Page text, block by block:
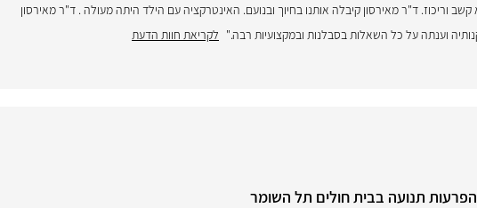
א' לייעוץ בנושא קשב וריכוז. ד"ר מאירסון קיבלה אותנו בחיוך ובנועם. האינטרקציה עם הילד היתה מעולה . ד"ר מאירסון
וענתה על כל השאלות בסבלנות ובמקצועיות רבה." לקריאת חוות הדעת
להפרעות תנועה בבית חולים תל השומר